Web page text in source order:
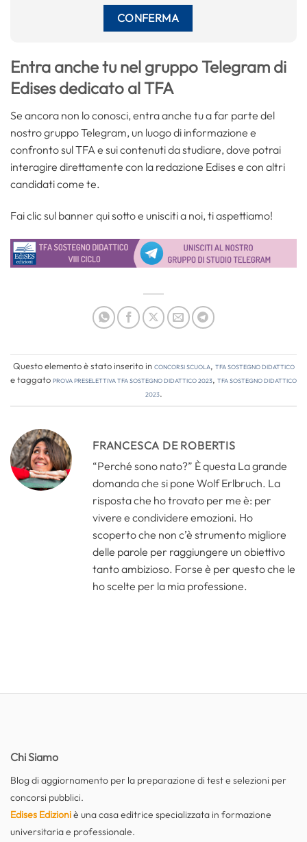
Entra anche tu nel gruppo Telegram di
Edises dedicato al TFA
Se ancora non lo conosci, entra anche tu a far parte del
nostro gruppo Telegram, un luogo di informazione e
confronto sul TFA e sui contenuti da studiare, dove potrai
interagire direttamente con la redazione Edises e con altri
candidati come te.
Fai clic sul banner qui sotto e unisciti a noi, ti aspettiamo!
Questo elemento è stato inserito inConcorsi Scuola, TFA Sostegno Didattico
e taggatoprova preselettiva tfa sostegno didattico 2023, tfa sostegno didattico
2023.
FRANCESCA DE ROBERTIS
“Perché sono nato?” È questa La grande
domanda che si pone Wolf Erlbruch. La
risposta che ho trovato per me è: per
vivere e condividere emozioni. Ho
scoperto che non c’è strumento migliore
delle parole per raggiungere un obiettivo
tanto ambizioso. Forse è per questo che le
ho scelte per la mia professione.
Chi Siamo
Blog di aggiornamento per la preparazione di test e selezioni per
concorsi pubblici.
Edises Edizioniè una casa editrice specializzata in formazione
universitaria e professionale.